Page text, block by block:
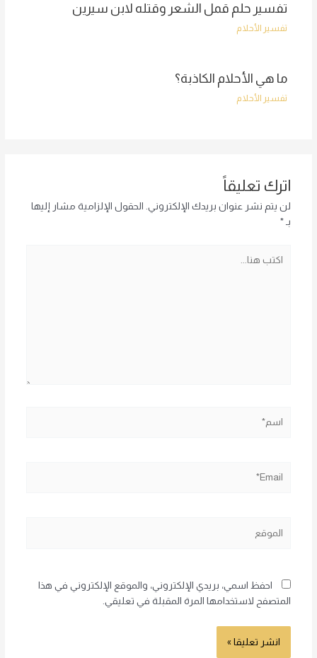
تفسير حلم قمل الشعر وقتله لابن سيرين
تفسير الأحلام
ما هي الأحلام الكاذبة؟
تفسير الأحلام
اترك تعليقاً
لن يتم نشر عنوان بريدك الإلكتروني. الحقول الإلزامية مشار إليها
بـ *
هنا...
احفظ اسمي، بريدي الإلكتروني، والموقع الإلكتروني في هذا
المتصفح لاستخدامها المرة المقبلة في تعليقي.